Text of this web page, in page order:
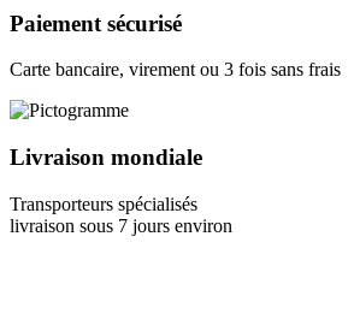
Paiement sécurisé
Carte bancaire, virement ou 3 fois sans frais
Livraison mondiale
Transporteurs spécialisés
livraison sous 7 jours environ